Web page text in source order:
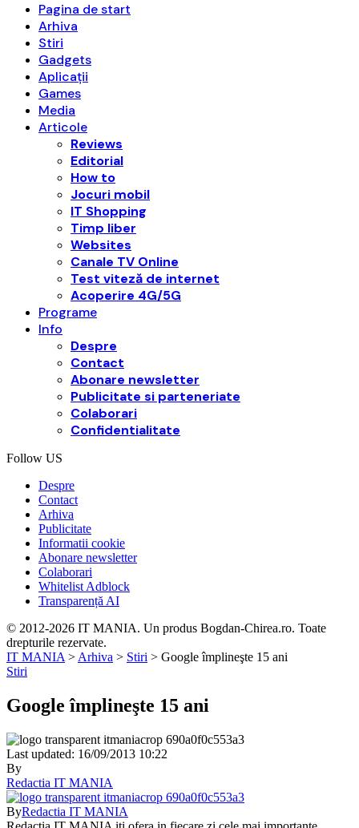
Pagina de start
Arhiva
Stiri
Gadgets
Aplicații
Games
Media
Articole
Reviews
Editorial
How to
Jocuri mobil
IT Shopping
Timp liber
Websites
Canale TV Online
Test viteză de internet
Acoperire 4G/5G
Programe
Info
Despre
Contact
Abonare newsletter
Publicitate si parteneriate
Colaborari
Confidentialitate
Follow US
Despre
Contact
Arhiva
Publicitate
Informatii cookie
Abonare newsletter
Colaborari
Whitelist Adblock
Transparență AI
© 2012-2026 IT MANIA. Un produs Bogdan-Chirea.ro. Toate
drepturile rezervate.
IT MANIA > Arhiva > Stiri > Google împlineşte 15 ani
Stiri
Google împlineşte 15 ani
Last updated: 16/09/2013 10:22
By
Redactia IT MANIA
ByRedactia IT MANIA